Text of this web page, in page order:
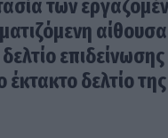
των
έκτακτο δελτίο